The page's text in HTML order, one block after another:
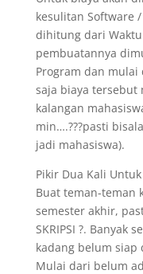
kesulitan Software
dihitung dari
pembuatannya
Program dan
saja biaya tersebut
kalangan
min….???pasti
jadi mahasiswa).
Pikir Dua Kali
Buat teman-teman
semester akhir,
SKRIPSI ?. Banyak
kadang belum siap
Mulai dari belum